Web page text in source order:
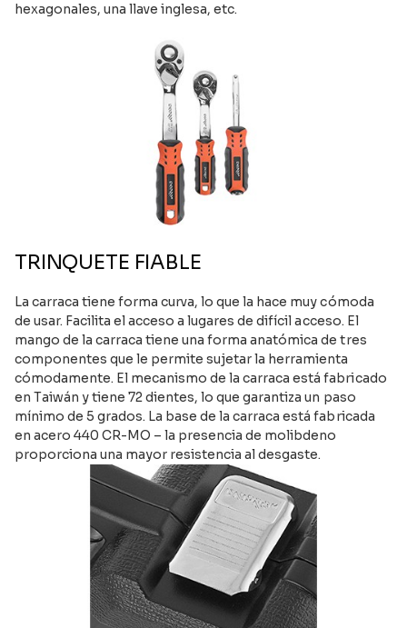
hexagonales, una llave inglesa, etc.
TRINQUETE FIABLE
La carraca tiene forma curva, lo que la hace muy cómoda
de usar. Facilita el acceso a lugares de difícil acceso. El
mango de la carraca tiene una forma anatómica de tres
componentes que le permite sujetar la herramienta
cómodamente. El mecanismo de la carraca está fabricado
en Taiwán y tiene 72 dientes, lo que garantiza un paso
mínimo de 5 grados. La base de la carraca está fabricada
en acero 440 CR-MO – la presencia de molibdeno
proporciona una mayor resistencia al desgaste.